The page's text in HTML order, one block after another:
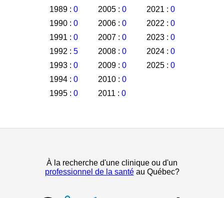
1989 : 0
1990 : 0
1991 : 0
1992 : 5
1993 : 0
1994 : 0
1995 : 0
2005 : 0
2006 : 0
2007 : 0
2008 : 0
2009 : 0
2010 : 0
2011 : 0
2021 : 0
2022 : 0
2023 : 0
2024 : 0
2025 : 0
À la recherche d'une clinique ou d'un
professionnel de la santéau Québec?